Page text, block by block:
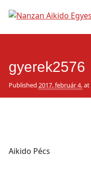
gyerek2576
Published 2017. február 4.at
Aikido Pécs